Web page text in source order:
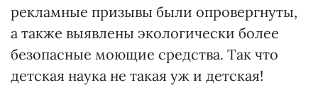
рекламные призывы были опровергнуты,
а также выявлены экологически более
безопасные моющие средства. Так что
детская наука не такая уж и детская!